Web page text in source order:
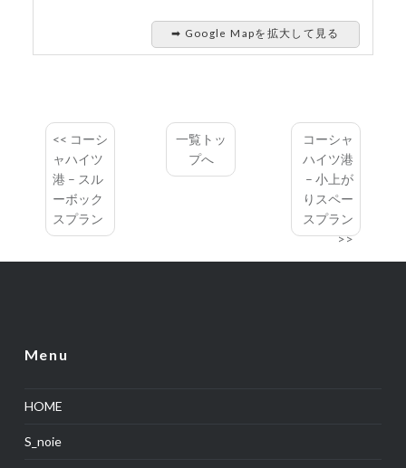
➡︎ Google Mapを拡大して見る
コーシ
ャハイツ
港 – スル
ーボック
スプラン
一覧トッ
プへ
コーシャ
ハイツ港
– 小上が
りスペー
スプラン
Menu
HOME
S_noie